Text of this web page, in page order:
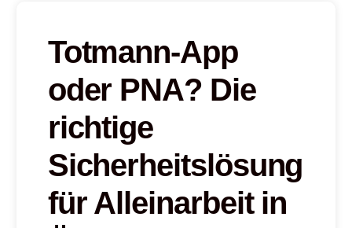
Totmann-App
oder PNA? Die
richtige
Sicherheitslösung
für Alleinarbeit in